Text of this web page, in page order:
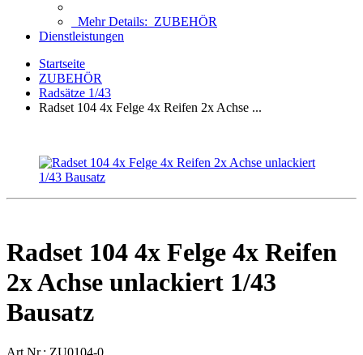
Mehr Details: ZUBEHÖR
Dienstleistungen
Startseite
ZUBEHÖR
Radsätze 1/43
Radset 104 4x Felge 4x Reifen 2x Achse ...
Radset 104 4x Felge 4x Reifen
2x Achse unlackiert 1/43
Bausatz
Art.Nr.: ZU0104-0